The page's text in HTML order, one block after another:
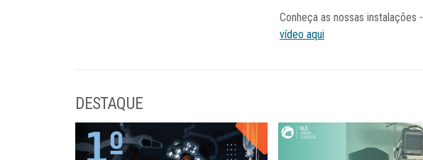
Conheça as nossas instalações -
vídeo aqui
DESTAQUE